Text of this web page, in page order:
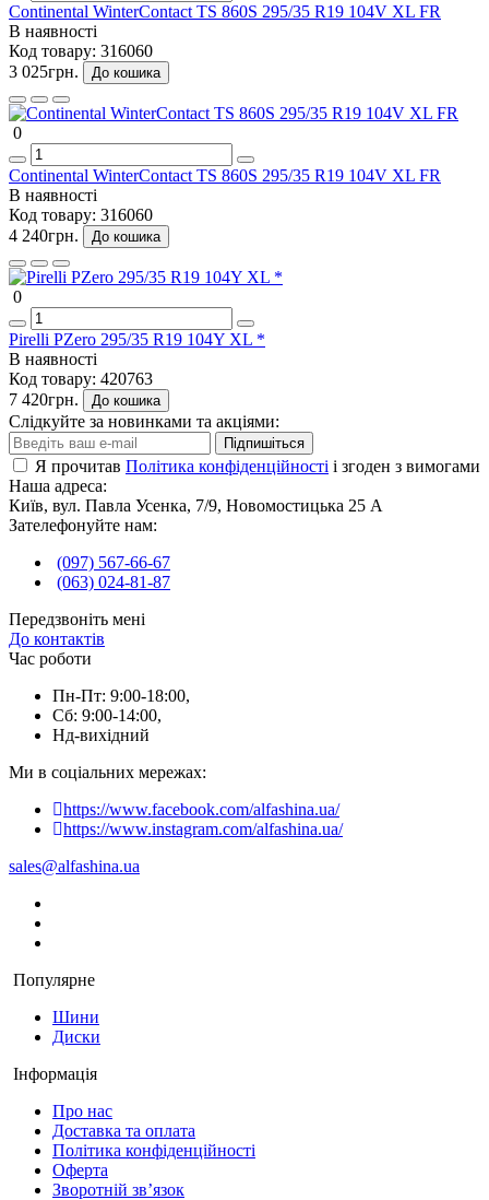
Continental WinterContact TS 860S 295/35 R19 104V XL FR
В наявності
Код товару: 316060
3 025грн.
До кошика
0
Continental WinterContact TS 860S 295/35 R19 104V XL FR
В наявності
Код товару: 316060
4 240грн.
До кошика
0
Pirelli PZero 295/35 R19 104Y XL *
В наявності
Код товару: 420763
7 420грн.
До кошика
Слідкуйте за новинками та акціями:
Підпишіться
Я прочитав Політика конфіденційності і згоден з вимогами
Наша адреса:
Київ, вул. Павла Усенка, 7/9, Новомостицька 25 А
Зателефонуйте нам:
(097) 567-66-67
(063) 024-81-87
Передзвоніть мені
До контактів
Час роботи
Пн-Пт: 9:00-18:00,
Сб: 9:00-14:00,
Нд-вихідний
Ми в соціальних мережах:
https://www.facebook.com/alfashina.ua/
https://www.instagram.com/alfashina.ua/
sales@alfashina.ua
Популярне
Шини
Диски
Інформація
Про нас
Доставка та оплата
Політика конфіденційності
Оферта
Зворотній зв’язок